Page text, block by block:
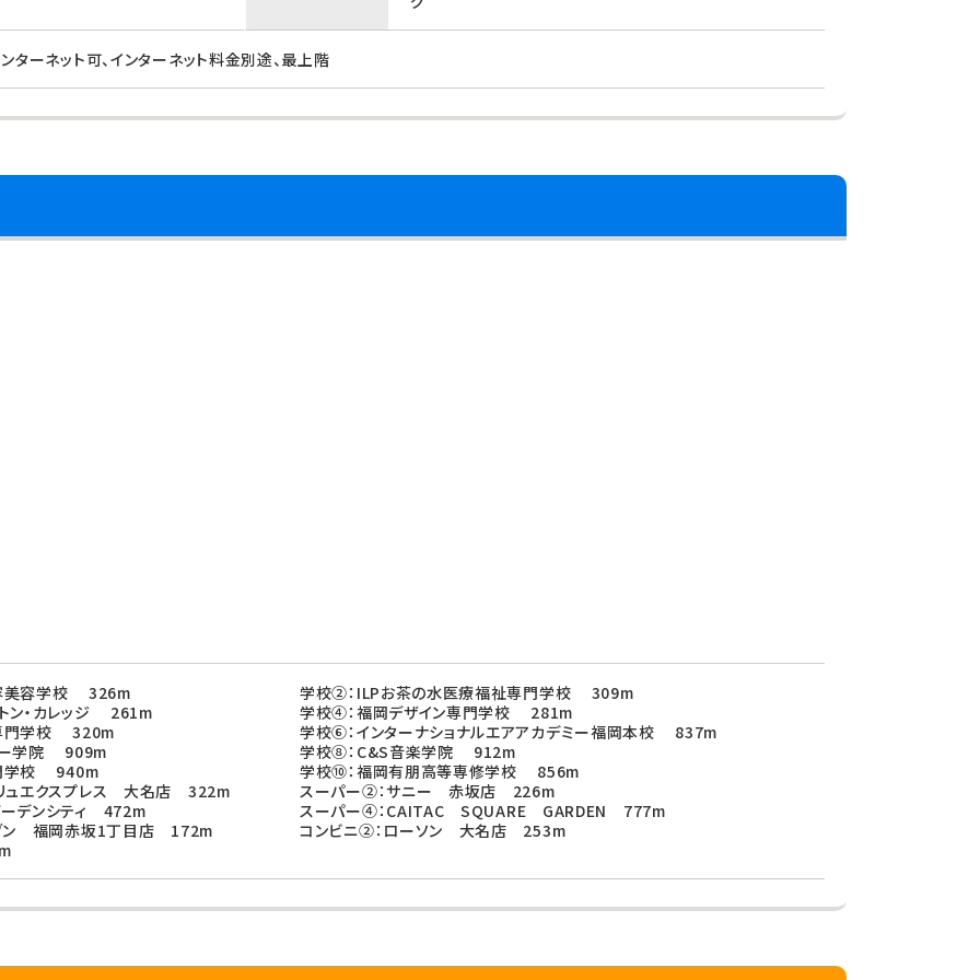
ターネット可、インターネット料金別途、最上階
美容学校 326m
学校②：ILPお茶の水医療福祉専門学校 309m
ン・カレッジ 261m
学校④：福岡デザイン専門学校 281m
門学校 320m
学校⑥：インターナショナルエアアカデミー福岡本校 837m
ー学院 909m
学校⑧：C&S音楽学院 912m
学校 940m
学校⑩：福岡有朋高等専修学校 856m
ュエクスプレス 大名店 322m
スーパー②：サニー 赤坂店 226m
デンシティ 472m
スーパー④：CAITAC SQUARE GARDEN 777m
ン 福岡赤坂1丁目店 172m
コンビニ②：ローソン 大名店 253m